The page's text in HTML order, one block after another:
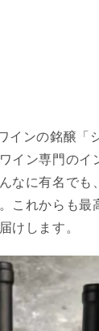
インの銘醸「
イン専門のイ
なに有名でも
これからも最
けします。